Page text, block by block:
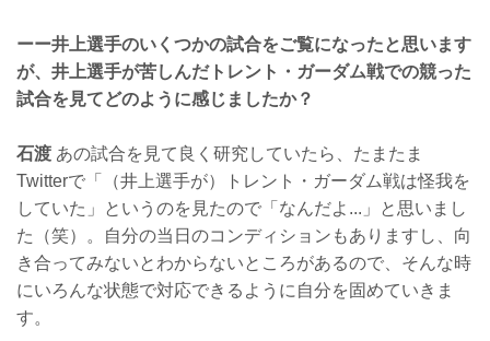
ーー井上選手のいくつかの試合をご覧になったと思います
が、井上選手が苦しんだトレント・ガーダム戦での競った
試合を見てどのように感じましたか？
石渡 あの試合を見て良く研究していたら、たまたま
Twitterで「（井上選手が）トレント・ガーダム戦は怪我を
していた」というのを見たので「なんだよ...」と思いまし
た（笑）。自分の当日のコンディションもありますし、向
き合ってみないとわからないところがあるので、そんな時
にいろんな状態で対応できるように自分を固めていきま
す。